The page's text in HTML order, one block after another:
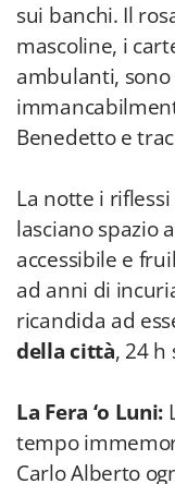
sui banchi. Il
mascoline, i
ambulanti,
Benedetto e
La notte i
lasciano spazio
accessibile e
ad anni di
ricandida ad
della città, 24 h
La Fera ‘o Luni:
tempo
Carlo Alberto